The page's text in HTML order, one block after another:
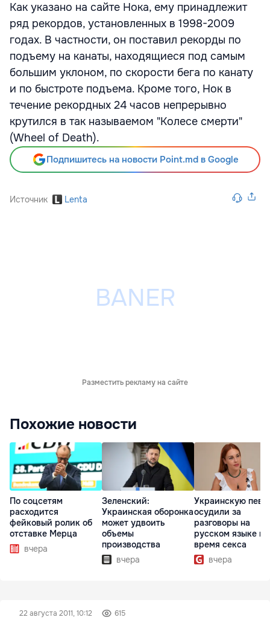
Как указано на сайте Нока, ему принадлежит
ряд рекордов, установленных в 1998-2009
годах. В частности, он поставил рекорды по
подъему на канаты, находящиеся под самым
большим уклоном, по скорости бега по канату
и по быстроте подъема. Кроме того, Нок в
течение рекордных 24 часов непрерывно
крутился в так называемом "Колесе смерти"
(Wheel of Death).
Подпишитесь на новости Point.md в Google
Источник Lenta
Разместить рекламу на сайте
Похожие новости
По соцсетям
расходится
фейковый ролик об
отставке Мерца
вчера
Зеленский:
Украинская оборонка
может удвоить
объемы
производства
вчера
Украинскую
осудили за
разговоры на
русском языке во
время секса
вчера
22 августа 2011, 10:12 615